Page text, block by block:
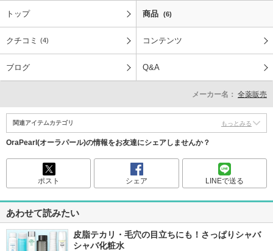
トップ 商品 (6)
クチコミ (4) コンテンツ
ブログ Q&A
メーカー名： 全薬販売
関連アイテムカテゴリ もっとみる
OraPearl(オーラパール)の情報をお友達にシェアしませんか？
ポスト シェア LINEで送る
あわせて読みたい
皮脂テカリ・毛穴の目立ちにも！さっぱりシャバ
シャバ化粧水